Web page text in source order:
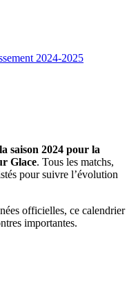
2024-2025
saison 2024 pour la
Glace. Tous les matchs,
pour suivre l’évolution
officielles, ce calendrier
importantes.